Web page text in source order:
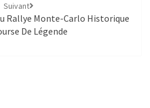
Suivant
Rallye Monte-Carlo Historique
De Légende